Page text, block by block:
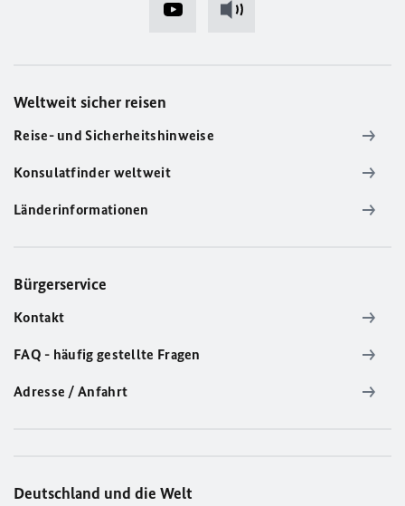
Weltweit sicher reisen
Reise- und Sicherheitshinweise
Konsulatfinder weltweit
Länderinformationen
Bürgerservice
Kontakt
FAQ - häufig gestellte Fragen
Adresse / Anfahrt
Deutschland und die Welt